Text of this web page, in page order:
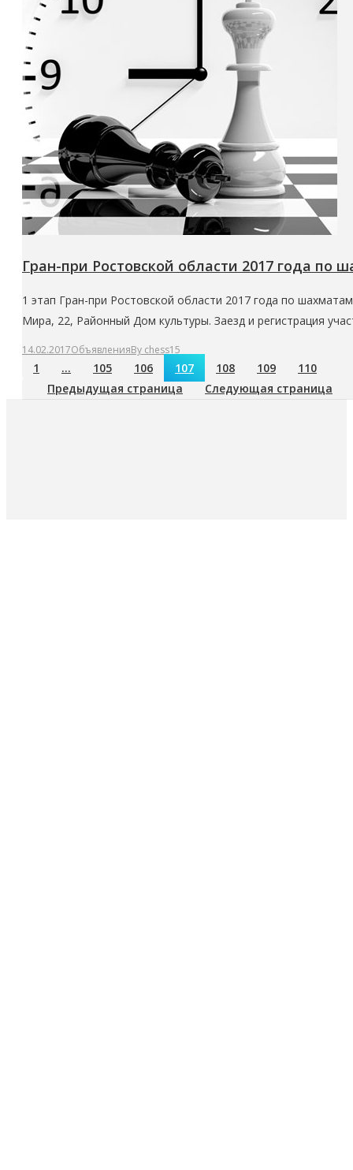
Гран-при Ростовской области 2017 года по
1 этап Гран-при Ростовской области 2017 года по
Мира, 22, Районный Дом культуры. Заезд и регистрация
14.02.2017ОбъявленияBy chess15
1 … 105 106 107 108 109
110
Предыдущая страница
Следующая страница